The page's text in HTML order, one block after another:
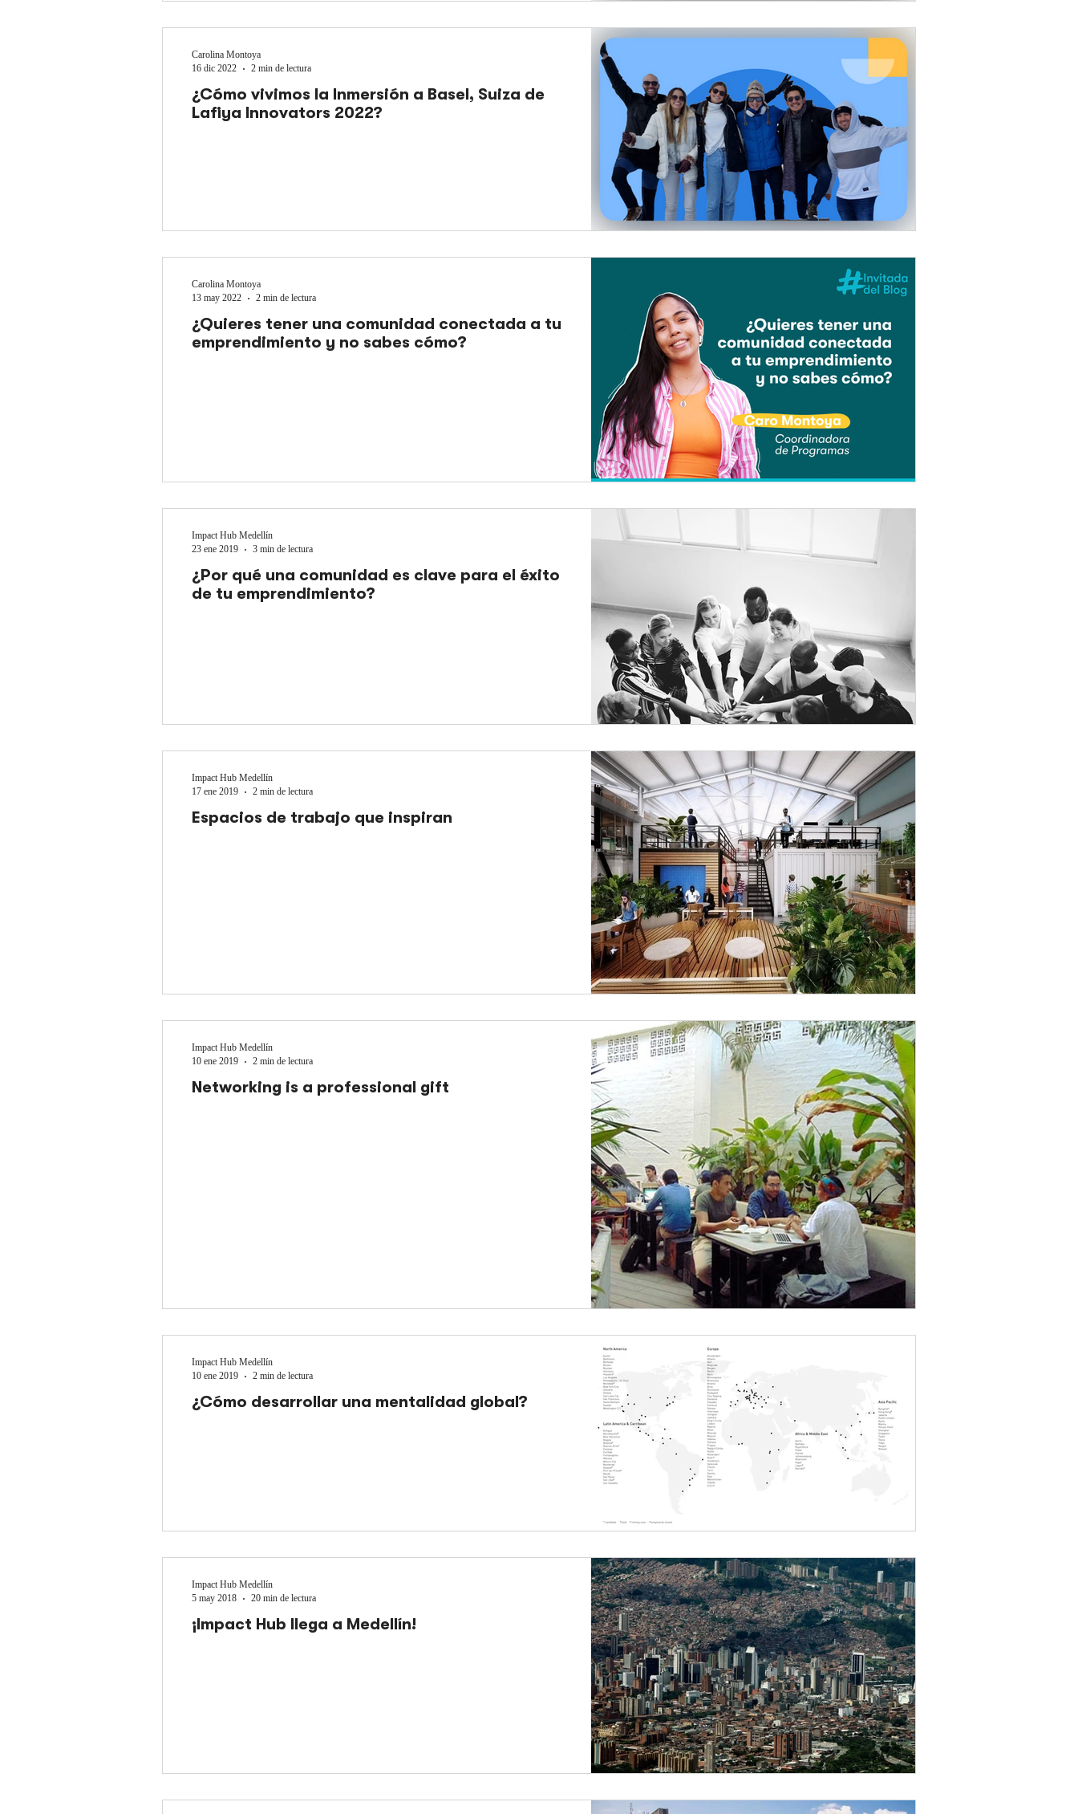
¿Cómo vivimos la Inmersión a Basel, Suiza de
Lafiya Innovators 2022?
Carolina Montoya
16 dic 2022
2 min de lectura
¿Quieres tener una comunidad conectada a tu
emprendimiento y no sabes cómo?
Carolina Montoya
13 may 2022
2 min de lectura
¿Por qué una comunidad es clave para el éxito
de tu emprendimiento?
Impact Hub Medellín
23 ene 2019
3 min de lectura
Espacios de trabajo que inspiran
Impact Hub Medellín
17 ene 2019
2 min de lectura
Networking is a professional gift
Impact Hub Medellín
10 ene 2019
2 min de lectura
¿Cómo desarrollar una mentalidad global?
Impact Hub Medellín
10 ene 2019
2 min de lectura
¡Impact Hub llega a Medellín!
Impact Hub Medellín
5 may 2018
20 min de lectura